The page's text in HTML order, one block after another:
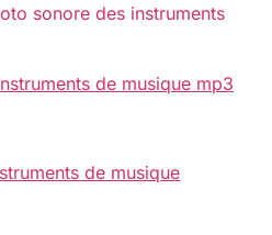
sonore des instruments
de musique mp3
de musique